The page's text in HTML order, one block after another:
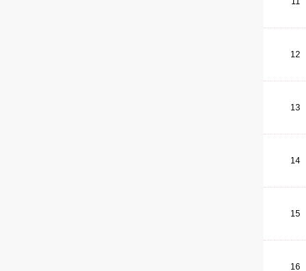
12
13
14
15
16